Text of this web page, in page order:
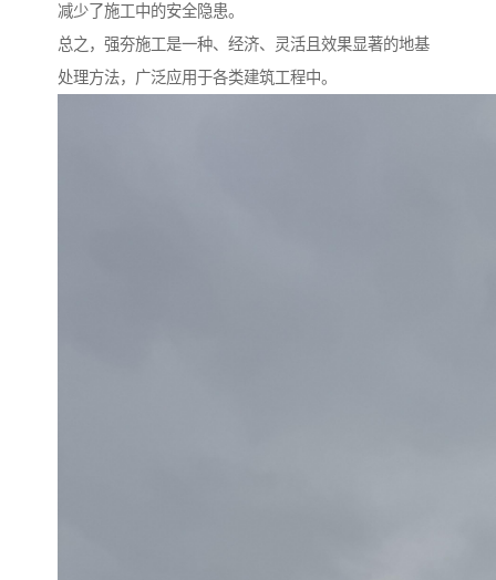
减少了施工中的安全隐患。
总之，强夯施工是一种、经济、灵活且效果显著的地基
处理方法，广泛应用于各类建筑工程中。